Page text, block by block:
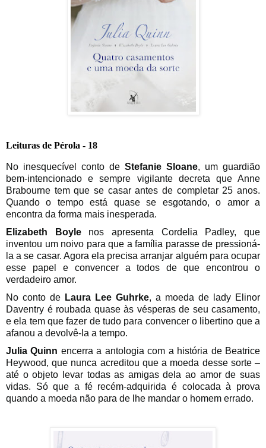
Leituras de Pérola - 18
No inesquecível conto de Stefanie Sloane, um guardião
bem-intencionado e sempre vigilante decreta que Anne
Brabourne tem que se casar antes de completar 25 anos.
Quando o tempo está quase se esgotando, o amor a
encontra da forma mais inesperada.
Elizabeth Boylenos apresenta Cordelia Padley, que
inventou um noivo para que a família parasse de pressioná-
la a se casar. Agora ela precisa arranjar alguém para ocupar
esse papel e convencer a todos de que encontrou o
verdadeiro amor.
No conto de Laura Lee Guhrke, a moeda de lady Elinor
Daventry é roubada quase às vésperas de seu casamento,
e ela tem que fazer de tudo para convencer o libertino que a
afanou a devolvê-la a tempo.
Julia Quinn encerra a antologia com a história de Beatrice
Heywood, que nunca acreditou que a moeda desse sorte –
até o objeto levar todas as amigas dela ao amor de suas
vidas. Só que a fé recém-adquirida é colocada à prova
quando a moeda não para de lhe mandar o homem errado.